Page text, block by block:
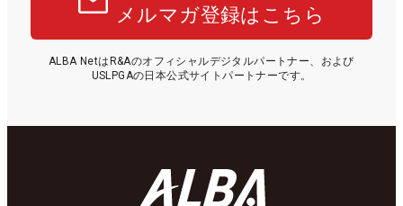
メルマガ登録はこちら
ALBA NetはR&Aのオフィシャルデジタルパートナー、および
USLPGAの日本公式サイトパートナーです。